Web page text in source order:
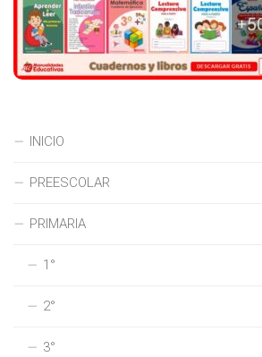
INICIO
PREESCOLAR
PRIMARIA
1°
2°
3°